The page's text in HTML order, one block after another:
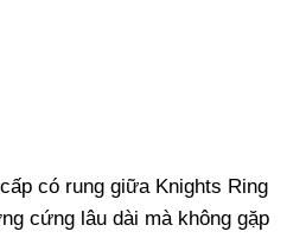
có rung giữa Knights Ring
cứng lâu dài mà không gặp